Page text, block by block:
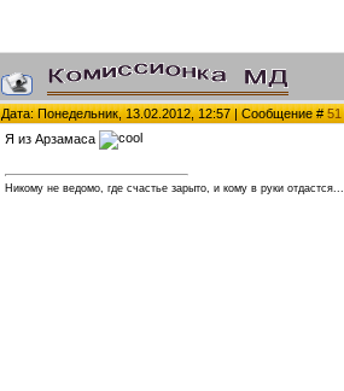
Дата: Понедельник, 13.02.2012, 12:57 | Сообщение #51
Я из Арзамаса
Никому не ведомо, где счастье зарыто, и кому в руки отдастся...